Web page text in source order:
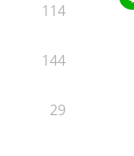
114
144
29